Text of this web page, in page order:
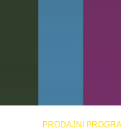
PRODAJNI